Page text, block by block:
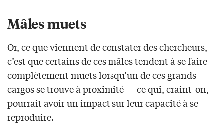
Mâles muets
Or, ce que viennent de constater des chercheurs,
c’est que certains de ces mâles tendent à se faire
complètement muets lorsqu’un de ces grands
cargos se trouve à proximité — ce qui, craint-on,
pourrait avoir un impact sur leur capacité à se
reproduire.